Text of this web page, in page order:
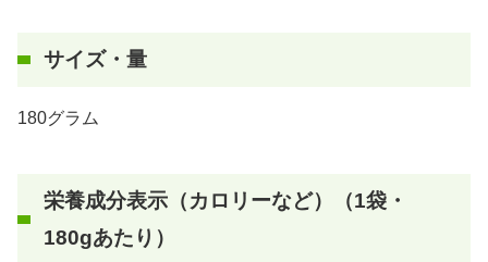
サイズ・量
180グラム
栄養成分表示（カロリーなど）（1袋・
180gあたり）